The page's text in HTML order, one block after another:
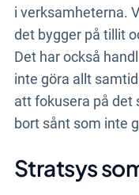
i verksamheterna.
det bygger på tillit
Det har också
inte göra allt
att fokusera på det
bort sånt som inte
Stratsys